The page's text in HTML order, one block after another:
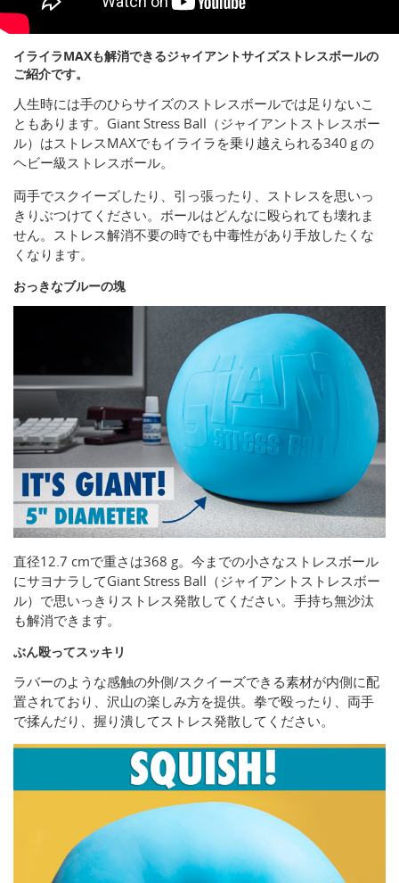
イライラMAXも解消できるジャイアントサイズストレスボールの
ご紹介です。
人生時には手のひらサイズのストレスボールでは足りないこ
ともあります。Giant Stress Ball（ジャイアントストレスボー
ル）はストレスMAXでもイライラを乗り越えられる340ｇの
ヘビー級ストレスボール。
両手でスクイーズしたり、引っ張ったり、ストレスを思いっ
きりぶつけてください。ボールはどんなに殴られても壊れま
せん。ストレス解消不要の時でも中毒性があり手放したくな
くなります。
おっきなブルーの塊
直径12.7 cmで重さは368 g。今までの小さなストレスボール
にサヨナラしてGiant Stress Ball（ジャイアントストレスボー
ル）で思いっきりストレス発散してください。手持ち無沙汰
も解消できます。
ぶん殴ってスッキリ
ラバーのような感触の外側/スクイーズできる素材が内側に配
置されており、沢山の楽しみ方を提供。拳で殴ったり、両手
で揉んだり、握り潰してストレス発散してください。